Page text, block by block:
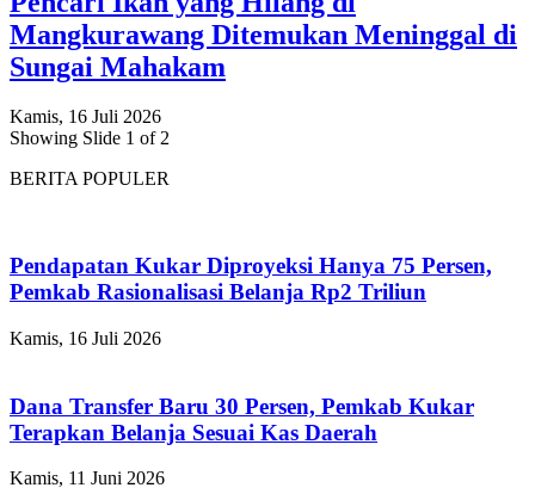
Mangkurawang Ditemukan Meninggal di
Sungai Mahakam
Kamis, 16 Juli 2026
Showing Slide 1 of 2
BERITA POPULER
Pendapatan Kukar Diproyeksi Hanya 75 Persen,
Pemkab Rasionalisasi Belanja Rp2 Triliun
Kamis, 16 Juli 2026
Dana Transfer Baru 30 Persen, Pemkab Kukar
Terapkan Belanja Sesuai Kas Daerah
Kamis, 11 Juni 2026